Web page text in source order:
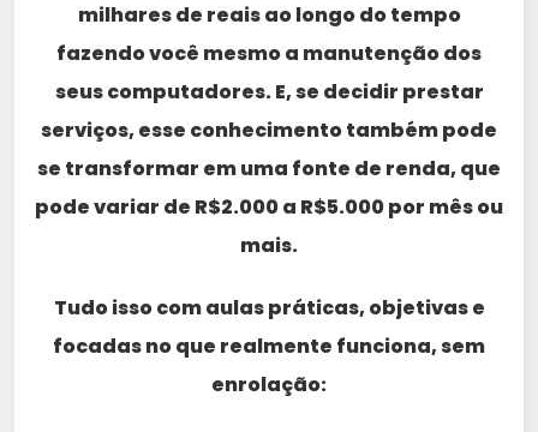
milhares de reais ao longo do tempo
fazendo você mesmo a manutenção dos
seus computadores. E, se decidir prestar
serviços, esse conhecimento também pode
se transformar em uma fonte de renda, que
pode variar de R$2.000 a R$5.000 por mês ou
mais.
Tudo isso com aulas práticas, objetivas e
focadas no que realmente funciona, sem
enrolação: